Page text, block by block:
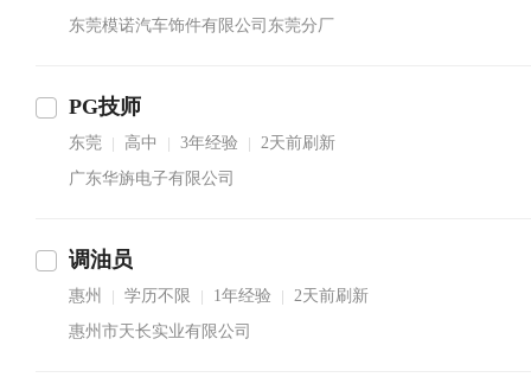
东莞模诺汽车饰件有限公司东莞分厂
PG技师
东莞 高中 3年经验
2天前刷新
广东华旃电子有限公司
调油员
惠州 学历不限 1年经验
2天前刷新
惠州市天长实业有限公司